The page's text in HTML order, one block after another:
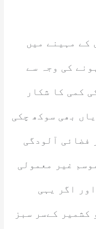
کے مہینے میں
کی وجہ سے
کمی کا شکار
بھی سوکھ چکی
فضائی آلودگی
غیر معمولی
اگر یہی
کشمیر کےسر سبز